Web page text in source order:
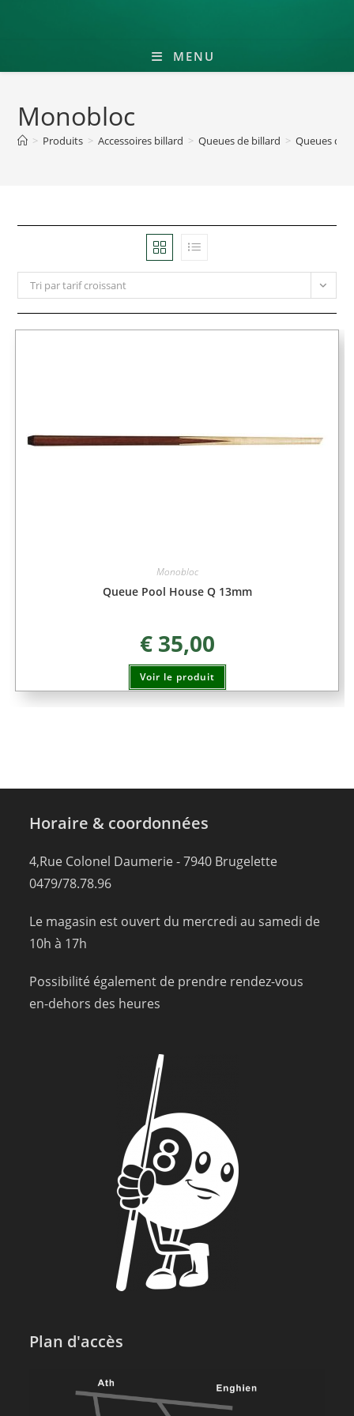
MENU
Monobloc
> Produits > Accessoires billard > Queues de billard > Queues de
Tri par tarif croissant
Monobloc
Queue Pool House Q 13mm
€35,00
Voir le produit
Horaire & coordonnées
4,Rue Colonel Daumerie - 7940 Brugelette
0479/78.78.96
Le magasin est ouvert du mercredi au samedi de
10h à 17h
Possibilité également de prendre rendez-vous
en-dehors des heures
Plan d'accès